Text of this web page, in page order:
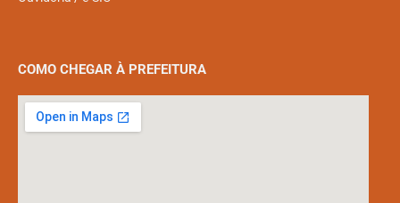
COMO CHEGAR À PREFEITURA